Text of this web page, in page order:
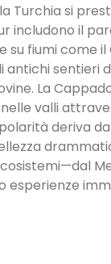
Turchia si
includono il
su fiumi come il
antichi sentieri
La
valli
deriva